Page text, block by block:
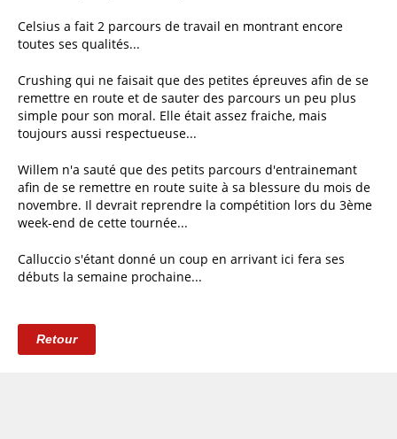
Celsius a fait 2 parcours de travail en montrant encore
toutes ses qualités...
Crushing qui ne faisait que des petites épreuves afin de se
remettre en route et de sauter des parcours un peu plus
simple pour son moral. Elle était assez fraiche, mais
toujours aussi respectueuse...
Willem n'a sauté que des petits parcours d'entrainemant
afin de se remettre en route suite à sa blessure du mois de
novembre. Il devrait reprendre la compétition lors du 3ème
week-end de cette tournée...
Calluccio s'étant donné un coup en arrivant ici fera ses
débuts la semaine prochaine...
Retour